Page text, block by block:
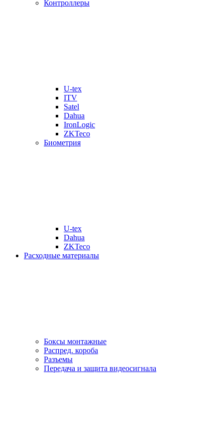
Контроллеры
U-tex
ITV
Satel
Dahua
IronLogic
ZKTeco
Биометрия
U-tex
Dahua
ZKTeco
Расходные материалы
Боксы монтажные
Распред. короба
Разъемы
Передача и защита видеосигнала